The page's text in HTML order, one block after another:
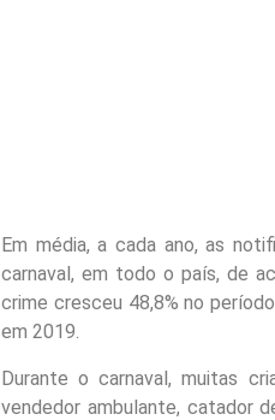
Em média, a cada ano, as
carnaval, em todo o país, de
crime cresceu 48,8% no
em 2019.
Durante o carnaval, muitas
vendedor ambulante, catador